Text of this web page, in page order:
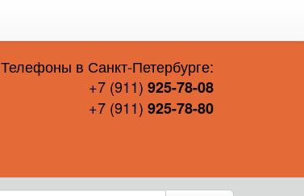
Телефоны в Санкт-Петербурге:
+7 (911) 925-78-08
+7 (911) 925-78-80